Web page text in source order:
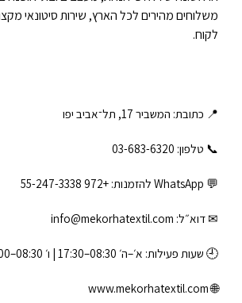
משלוחים מהירים לכל הארץ, שירות סיטונאי
לקוח.
📍 כתובת: המשביר 17, תל־אביב יפו
📞 טלפון: ‎03-683-6320
💬 WhatsApp להזמנות: +972 55-247-3338
✉ דוא״ל: info@mekorhatextil.com
🕘 שעות פעילות: א׳–ה׳ 08:30–17:30 | ו׳ 08:30–12:00
🌐
www.mekorhatextil.com